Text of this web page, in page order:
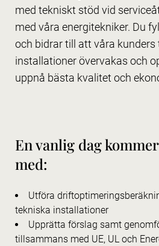
med tekniskt stöd vid
med våra energitekniker. Du
och bidrar till att våra kunders
installationer övervakas och
uppnå bästa kvalitet och
En vanlig dag
med:
Utföra
tekniska installationer
Upprätta förslag samt
tillsammans med UE, UL och